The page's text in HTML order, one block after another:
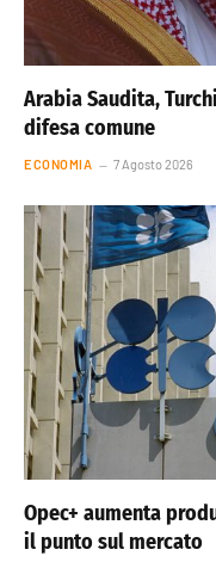
Arabia Saudita,
difesa comune
ECONOMIA 7 Agosto 2026
Opec+ aumenta
il punto sul mercato